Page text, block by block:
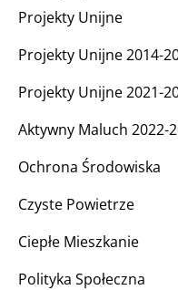
Projekty Unijne
Projekty Unijne 2014-
Projekty Unijne 2021-
Aktywny Maluch 2022-
Ochrona Środowiska
Czyste Powietrze
Ciepłe Mieszkanie
Polityka Społeczna